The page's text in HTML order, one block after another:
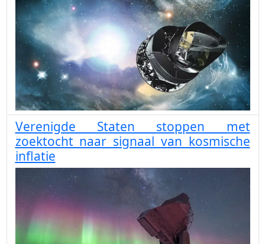
Verenigde Staten stoppen met
zoektocht naar signaal van kosmische
inflatie